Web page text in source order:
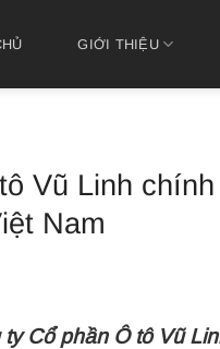
GIỚI THIỆU
Vũ Linh
Nam
Cổ phần Ô tô Vũ